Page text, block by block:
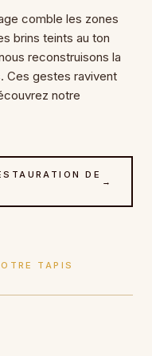
comble les zones
brins teints au ton
reconstruisons la
Ces gestes ravivent
notre
DE
→
TAPIS